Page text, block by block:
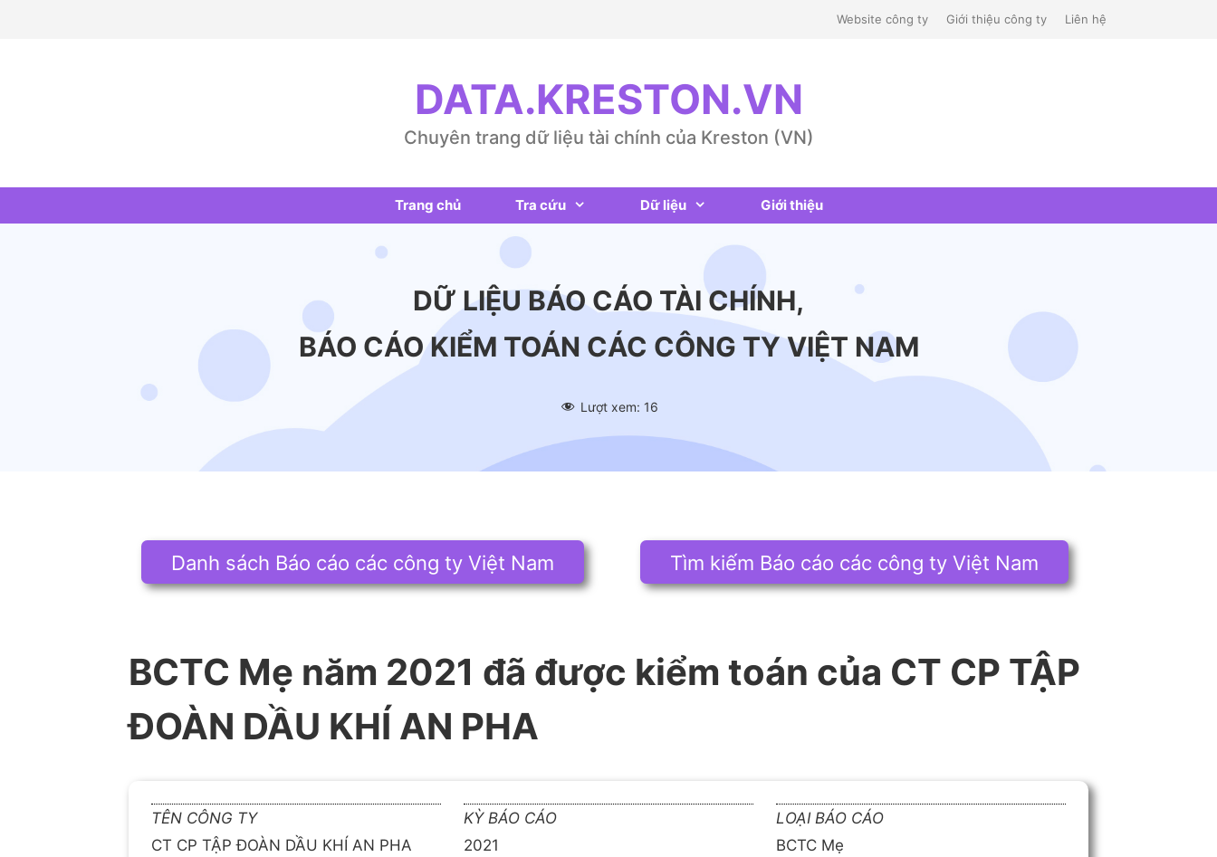
Website công ty Giới thiệu công ty Liên hệ
DATA.KRESTON.VN
Chuyên trang dữ liệu tài chính của Kreston (VN)
Trang chủ Tra cứu Dữ liệu Giới thiệu
DỮ LIỆU BÁO CÁO TÀI CHÍNH,
BÁO CÁO KIỂM TOÁN CÁC CÔNG TY VIỆT NAM
Lượt xem: 16
Danh sách Báo cáo các công ty Việt Nam Tìm kiếm Báo cáo các công ty Việt Nam
BCTC Mẹ năm 2021 đã được kiểm toán của CT CP TẬP
ĐOÀN DẦU KHÍ AN PHA
TÊN CÔNG TY
CT CP TẬP ĐOÀN DẦU KHÍ AN PHA
KỲ BÁO CÁO
2021
LOẠI BÁO CÁO
BCTC Mẹ